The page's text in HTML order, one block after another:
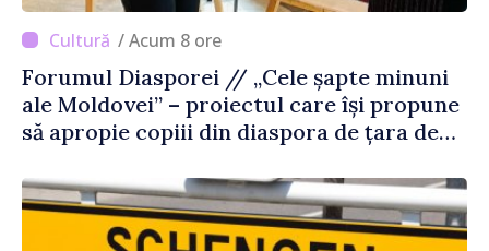
/ Acum 8 ore
Forumul Diasporei // „Cele șapte minuni
ale Moldovei” – proiectul care își propune
să apropie copiii din diaspora de țara de